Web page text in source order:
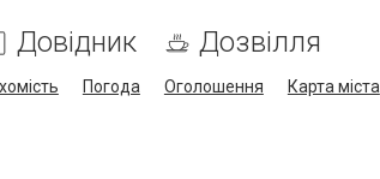
Довідник Дозвілля
Погода Оголошення Карта міста